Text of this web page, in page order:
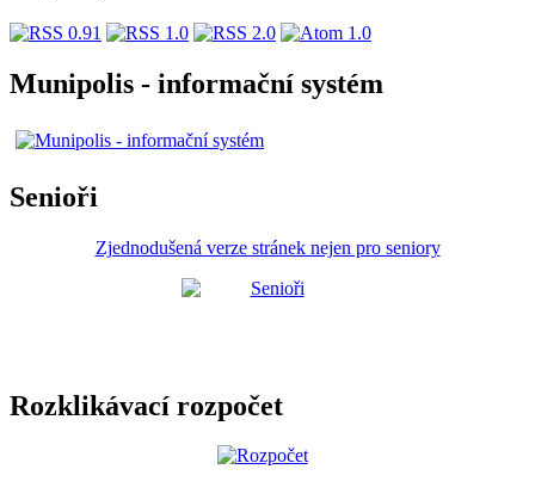
Munipolis - informační systém
Senioři
Zjednodušená verze stránek nejen pro seniory
Rozklikávací rozpočet